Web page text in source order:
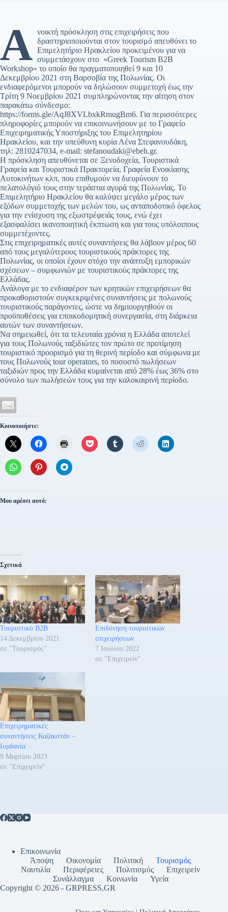
Α νοικτή πρόσκληση στις επιχειρήσεις που
δραστηριοποιούνται στον τουρισμό απευθύνει το
Επιμελητήριο Ηρακλείου προκειμένου για να
συμμετάσχουν στο «Greek Tourism B2B
Workshop» το οποίο θα πραγματοποιηθεί 9 και 10
Δεκεμβρίου 2021 στη Βαρσοβία της Πολωνίας. Οι
ενδιαφερόμενοι μπορούν να δηλώσουν συμμετοχή έως την
Τρίτη 9 Νοεμβρίου 2021 συμπληρώνοντας την αίτηση στον
παρακάτω σύνδεσμο:
https://forms.gle/AqJ8XVLbxkRmugBm6. Για περισσότερες
πληροφορίες μπορούν να επικοινωνήσουν με το Γραφείο
Επιχειρηματικής Υποστήριξης του Επιμελητηρίου
Ηρακλείου, και την υπεύθυνη κυρία Λένα Στεφανουδάκη,
τηλ: 2810247034, e-mail: stefanoudaki@ebeh.gr.
H πρόσκληση απευθύνεται σε Ξενοδοχεία, Τουριστικά
Γραφεία και Τουριστικά Πρακτορεία, Γραφεία Ενοικίασης
Αυτοκινήτων κλπ, που επιθυμούν να διευρύνουν το
πελατολόγιό τους στην τεράστια αγορά της Πολωνίας. Το
Επιμελητήριο Ηρακλείου θα καλύψει μεγάλο μέρος των
εξόδων συμμετοχής των μελών του, ως ανταποδοτικό όφελος
για την ενίσχυση της εξωστρέφειάς τους, ενώ έχει
εξασφαλίσει ικανοποιητική έκπτωση και για τους υπόλοιπους
συμμετέχοντες.
Στις επιχειρηματικές αυτές συναντήσεις θα λάβουν μέρος 60
από τους μεγαλύτερους τουριστικούς πράκτορες της
Πολωνίας, οι οποίοι έχουν στόχο την ανάπτυξη εμπορικών
σχέσεων – συμφωνιών με τουριστικούς πράκτορες της
Ελλάδας.
Ανάλογα με το ενδιαφέρον των κρητικών επιχειρήσεων θα
προκαθοριστούν συγκεκριμένες συναντήσεις με πολωνούς
τουριστικούς παράγοντες, ώστε να δημιουργηθούν οι
προϋποθέσεις για εποικοδομητική συνεργασία, στη διάρκεια
αυτών των συναντήσεων.
Να σημειωθεί, ότι τα τελευταία χρόνια η Ελλάδα αποτελεί
για τους Πολωνούς ταξιδιώτες τον πρώτο σε προτίμηση
τουριστικό προορισμό για τη θερινή περίοδο και σύμφωνα με
τους Πολωνούς tour operators, το ποσοστό πωλήσεων
ταξιδιών προς την Ελλάδα κυμαίνεται από 28% έως 36% στο
σύνολο των πωλήσεών τους για την καλοκαιρινή περίοδο.
Κοινοποιήστε:
Μου αρέσει αυτό:
Σχετικά
Τουριστικό B2B
14 Δεκεμβρίου 2021
σε "Τουρισμός"
Επιδότηση τουριστικών
επιχειρήσεων
7 Ιουλίου 2022
σε "Επιχειρείν"
Επιχειρηματικές
συναντήσεις Καζακστάν –
Ιορδανία
9 Μαρτίου 2023
σε "Επιχειρείν"
Επικοινωνία
Άποψη
Οικονομία Πολιτική
Τουρισμός
Ναυτιλία
Περιφέρειες Πολιτισμός
Επιχειρείν
Συνάλλαγμα
Κοινωνία
Υγεία
Copyright © 2026 - GRPRESS,GR